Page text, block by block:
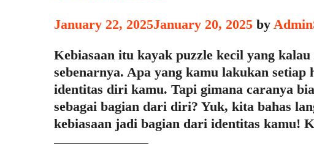
January 22, 2025January 20, 2025 by
Kebiasaan itu kayak puzzle kecil yang
sebenarnya. Apa yang kamu lakukan
identitas diri kamu. Tapi gimana caranya
sebagai bagian dari diri? Yuk, kita bahas
kebiasaan jadi bagian dari identitas kamu!